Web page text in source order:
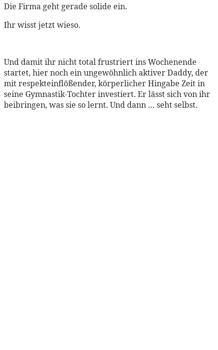
Die Firma geht gerade solide ein.
Ihr wisst jetzt wieso.
Und damit ihr nicht total frustriert ins Wochenende
startet, hier noch ein ungewöhnlich aktiver Daddy, der
mit respekteinflößender, körperlicher Hingabe Zeit in
seine Gymnastik-Tochter investiert. Er lässt sich von ihr
beibringen, was sie so lernt. Und dann … seht selbst.